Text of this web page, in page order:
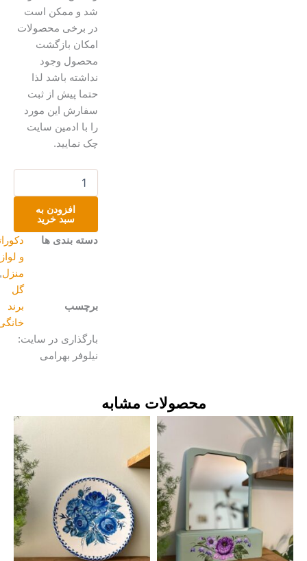
شد و ممکن است
در برخی محصولات
امکان بازگشت
محصول وجود
نداشته باشد لذا
حتما پیش از ثبت
سفارش این مورد
را با ادمین سایت
چک نمایید.
افزودن به
سبد خرید
دسته بندی ها
دکوراتیو
و لوازم
منزل
گل
برچسب
برند
خانگی
بارگذاری در سایت:
نیلوفر بهرامی
محصولات مشابه